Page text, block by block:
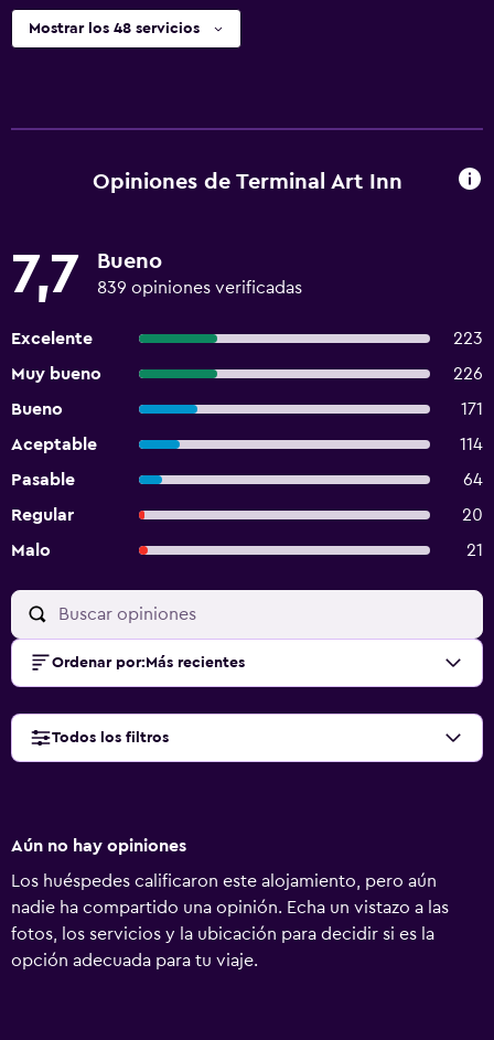
Mostrar los 48 servicios
Opiniones de Terminal Art Inn
7,7 Bueno
839 opiniones verificadas
Excelente
223
Muy bueno
226
Bueno
171
Aceptable
114
Pasable
64
Regular
20
Malo
21
Ordenar por: Más recientes
Todos los filtros
Aún no hay opiniones
Los huéspedes calificaron este alojamiento, pero aún
nadie ha compartido una opinión. Echa un vistazo a las
fotos, los servicios y la ubicación para decidir si es la
opción adecuada para tu viaje.